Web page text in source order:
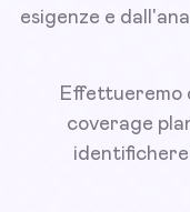
esigenze e
Effettueremo
coverage